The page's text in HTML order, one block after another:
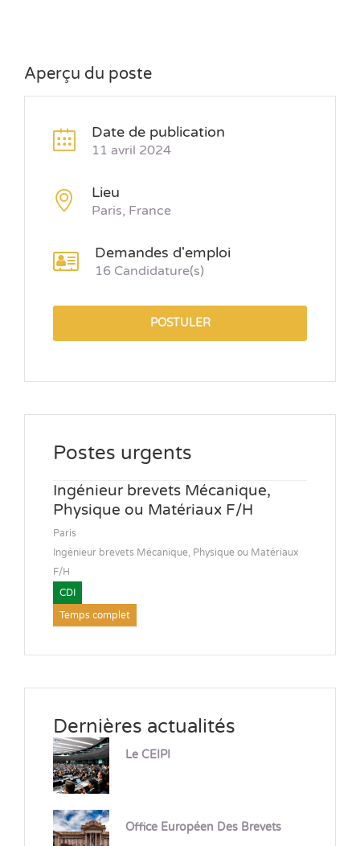
Aperçu du poste
Date de publication
11 avril 2024
Lieu
Paris, France
Demandes d'emploi
16 Candidature(s)
POSTULER
Postes urgents
Ingénieur brevets Mécanique,
Physique ou Matériaux F/H
Paris
Ingénieur brevets Mécanique, Physique ou Matériaux
F/H
CDI
Temps complet
Dernières actualités
Le CEIPI
Office Européen Des Brevets